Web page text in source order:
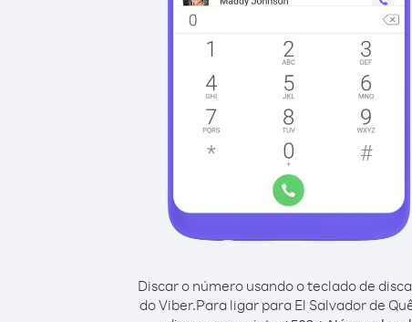
Discar o número usando o teclado de
do Viber.Para ligar para El Salvador de